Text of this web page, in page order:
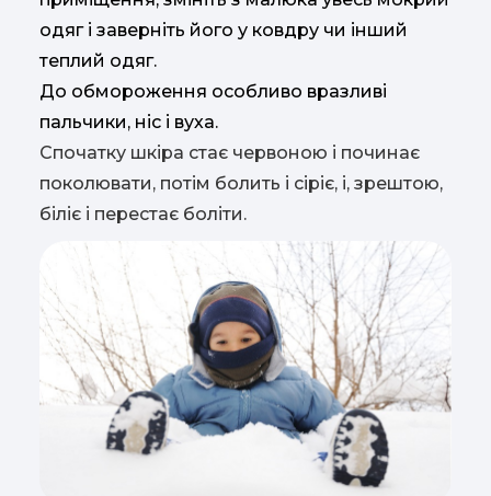
одяг і заверніть його у ковдру чи інший
теплий одяг.
До обмороження особливо вразливі
пальчики, ніс і вуха.
Спочатку шкіра стає червоною і починає
поколювати, потім болить і сіріє, і, зрештою,
біліє і перестає боліти.